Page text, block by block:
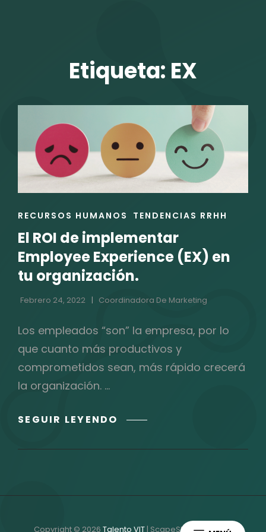
Etiqueta: EX
ENLACES
LAS
CATEGORÍAS
RECURSOS HUMANOS TENDENCIAS RRHH
El ROI de implementar
Employee Experience (EX) en
tu organización.
Febrero 24, 2022 Coordinadora De Marketing
Los empleados “son” la empresa, por lo
que cuanto más productivos y
comprometidos sean, más rápido crecerá
la organización. …
SEGUIR LEYENDO EL
DE
EXPERIENCE
Copyright © 2026 Talento VIT | ScapeShot PorCatch